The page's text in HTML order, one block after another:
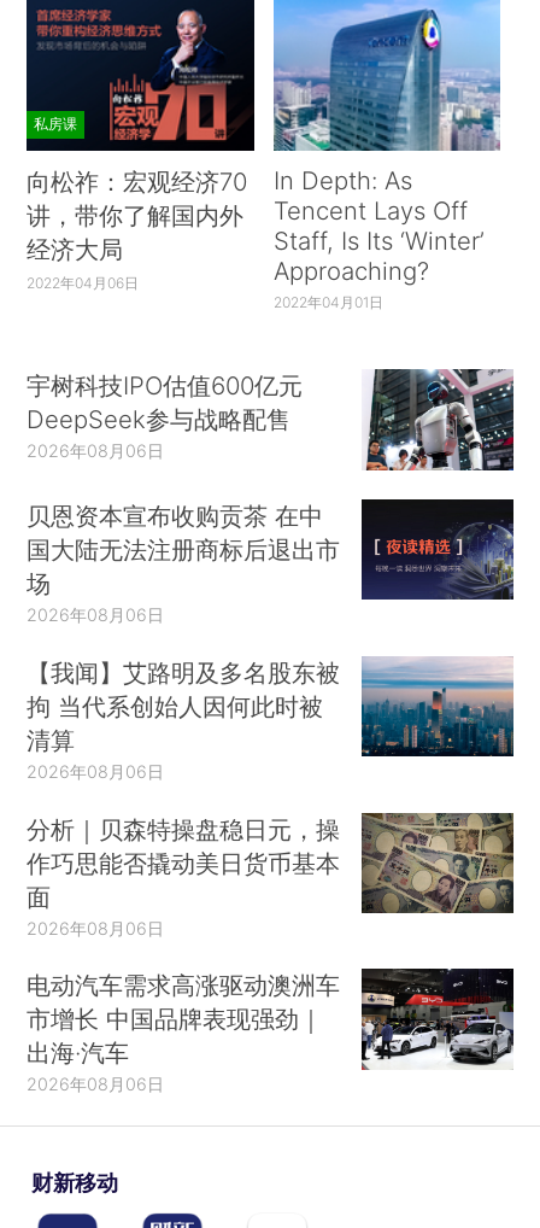
私房课
向松祚：宏观经济70
讲，带你了解国内外
经济大局
2022年04月06日
In Depth: As
Tencent Lays Off
Staff, Is Its ‘Winter’
Approaching?
2022年04月01日
宇树科技IPO估值600亿元
DeepSeek参与战略配售
2026年08月06日
贝恩资本宣布收购贡茶 在中
国大陆无法注册商标后退出市
场
2026年08月06日
【我闻】艾路明及多名股东被
拘 当代系创始人因何此时被
清算
2026年08月06日
分析｜贝森特操盘稳日元，操
作巧思能否撬动美日货币基本
面
2026年08月06日
电动汽车需求高涨驱动澳洲车
市增长 中国品牌表现强劲｜
出海·汽车
2026年08月06日
财新移动